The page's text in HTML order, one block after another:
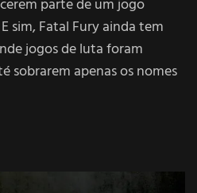
parte de um jogo
sim, Fatal Fury ainda tem
jogos de luta foram
sobrarem apenas os nomes